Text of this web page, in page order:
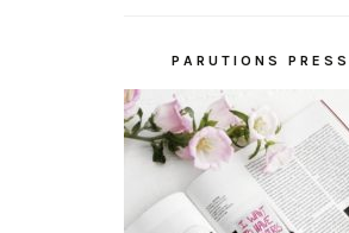
PARUTIONS